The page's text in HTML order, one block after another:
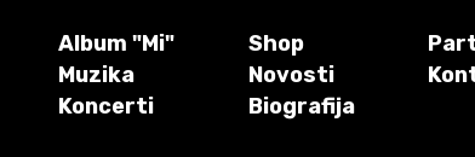
Album "Mi"
Muzika
Koncerti
Shop
Novosti
Biografija